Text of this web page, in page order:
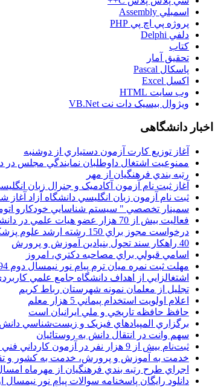
اسمبلي Assembly
پروژه پي اچ پي PHP
دلفي Delphi
کتاب
تحقيق آمار
پاسکال Pascal
اکسل Excel
وب سايت HTML
ويژوال بيسيک دات نت VB.Net
اخبار دانشگاهی
آغاز توزيع کارت آزمون دستياري از دوشنبه
ممنوعيت اشتغال داوطلبان نمايندگي مجلس در
رتبه بندي فرهنگيان از مهر
آغاز ثبت نام آزمون آکادميک و جنرال زبان
ثبت نام آزمون زبان انگليسي دانشگاه آزاد آغاز
سمينار تخصصي " سيستم شناسايي خودکارو
فعاليت بيش از 70 هزار عضو هيات علمي در دانشگاه آزاد
درخواست مجوز براي 150 رشته ارشد علوم پزشکي آزاد
40 راهکار سند تحول بنيادين آموزش و پرورش
اسامي قبولي براي مصاحبه دکتري، امروز
مهلت ثبت نمره میان ترم پیام نور نیمسال دوم 94-93
اشتغالزايي از اهداف دانشگاه جامع علمي
تجليل از معلمان نمونه شهرستان رباط کريم
اعلام اولويت استخدام پيماني 5 هزار معلم
حافظ حافظه تاريخي و ملي ايرانيان است
برگزاري المپيادهاي فيزيک و زيست‌شناسي
سهم وانت در انتقال دانش به روستائيان
ثبت‌نام بيش از 9 هزار نفر در آزمون کارداني فني و حرفه‌اي
خدمت به آموزش و پرورش، خدمت به کشور و
اجراي طرح رتبه بندي فرهنگيان از مهرماه
دانلود رایگان پاسخنامه سوالات پیام نور نیمسال اول